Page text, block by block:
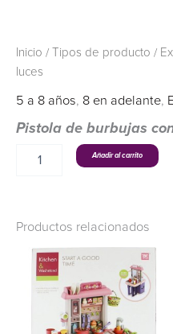
Inicio / Tipos de producto /
luces
5 a 8 años, 8 en adelante,
Pistola de burbujas
Añadir al carrito
Productos relacionados